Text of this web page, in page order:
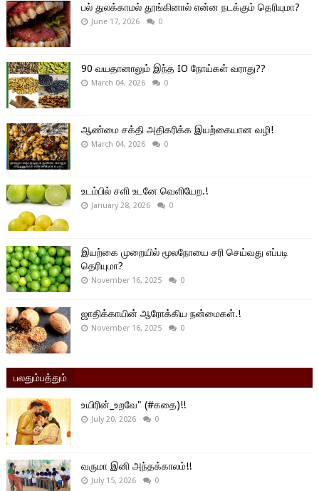
பல் துலக்காமல் தூங்கினால் என்ன நடக்கும் தெரியுமா?
June 17, 2026 0
90 வயதானாலும் இந்த IO நோய்கள் வராது??
March 04, 2026 0
ஆண்மை சக்தி அதிகரிக்க இயற்கையான வழி!
March 04, 2026 0
உடம்பில் சளி உடனே வெளியேற.!
January 28, 2026 0
இயற்கை முறையில் மூலநோயை சரி செய்வது எப்படி
தெரியுமா?
November 16, 2025 0
ஜாதிக்காயின் ஆரோக்கிய நன்மைகள்.!
November 16, 2025 0
பலதும்பத்தும்
உயிரின்_உறவே" (#கதை)!!
July 20, 2026 0
வருமா இனி அந்தக்காலம்!!
July 15, 2026 0